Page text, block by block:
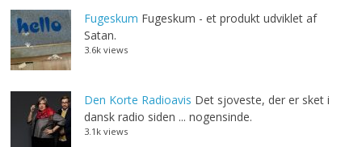
Fugeskum Fugeskum - et produkt udviklet af
Satan.
3.6k views
Den Korte Radioavis Det sjoveste, der er sket i
dansk radio siden ... nogensinde.
3.1k views